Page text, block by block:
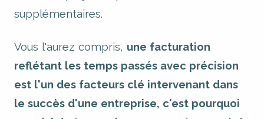
supplémentaires.
Vous l'aurez compris, une facturation
reflétant les temps passés avec précision
est l'un des facteurs clé intervenant dans
le succès d'une entreprise, c'est pourquoi